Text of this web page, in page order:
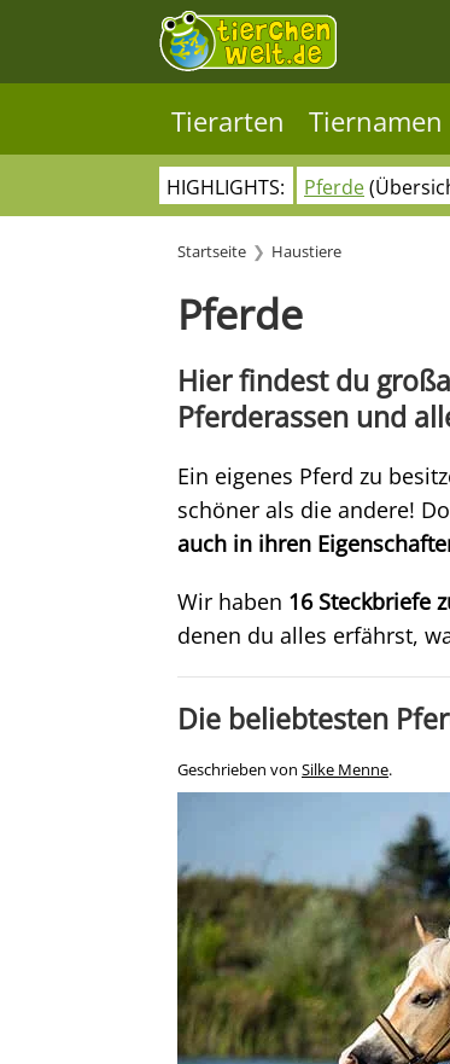
Tierarten Tiernamen
HIGHLIGHTS: Pferde
Startseite Haustiere
Pferde
Hier findest du
Pferderassen und
Ein eigenes Pferd zu
schöner als die andere!
auch in ihren
Wir haben 16 Steckbriefe
denen du alles erfährst,
Die beliebtesten
Geschrieben von Silke Menne.